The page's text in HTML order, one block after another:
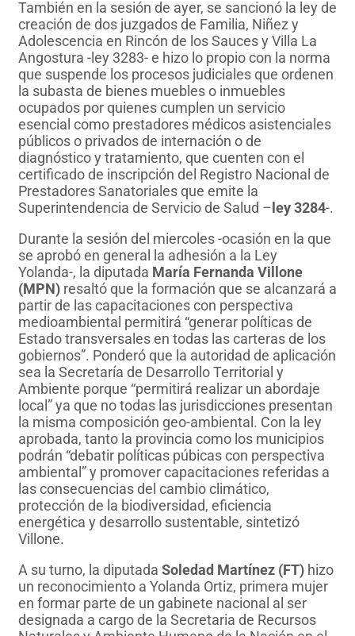
También en la sesión de ayer, se sancionó la ley de
creación de dos juzgados de Familia, Niñez y
Adolescencia en Rincón de los Sauces y Villa La
Angostura -ley 3283- e hizo lo propio con la norma
que suspende los procesos judiciales que ordenen
la subasta de bienes muebles o inmuebles
ocupados por quienes cumplen un servicio
esencial como prestadores médicos asistenciales
públicos o privados de internación o de
diagnóstico y tratamiento, que cuenten con el
certificado de inscripción del Registro Nacional de
Prestadores Sanatoriales que emite la
Superintendencia de Servicio de Salud – ley 3284-.
Durante la sesión del miercoles -ocasión en la que
se aprobó en general la adhesión a la Ley
Yolanda-, la diputada María Fernanda Villone
(MPN) resaltó que la formación que se alcanzará a
partir de las capacitaciones con perspectiva
medioambiental permitirá “generar políticas de
Estado transversales en todas las carteras de los
gobiernos”. Ponderó que la autoridad de aplicación
sea la Secretaría de Desarrollo Territorial y
Ambiente porque “permitirá realizar un abordaje
local” ya que no todas las jurisdicciones presentan
la misma composición geo-ambiental. Con la ley
aprobada, tanto la provincia como los municipios
podrán “debatir políticas púbicas con perspectiva
ambiental” y promover capacitaciones referidas a
las consecuencias del cambio climático,
protección de la biodiversidad, eficiencia
energética y desarrollo sustentable, sintetizó
Villone.
A su turno, la diputada Soledad Martínez (FT) hizo
un reconocimiento a Yolanda Ortiz, primera mujer
en formar parte de un gabinete nacional al ser
designada a cargo de la Secretaria de Recursos